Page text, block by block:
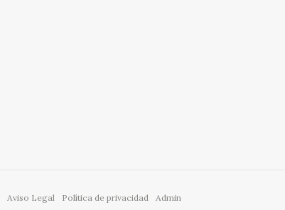
Aviso Legal Política de privacidad Admin